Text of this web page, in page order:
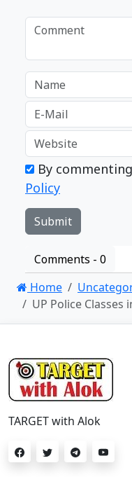
By
Policy
Comments - 0
Home
UP Police Classes
TARGET with Alok